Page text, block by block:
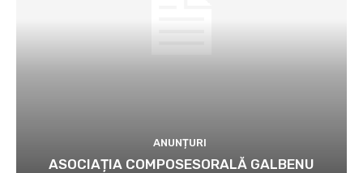
ANUNȚURI
ASOCIAȚIA COMPOSESORALĂ GALBENU